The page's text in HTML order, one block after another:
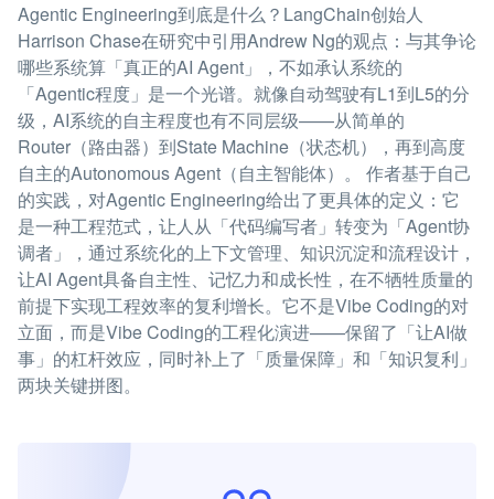
Agentic Engineering到底是什么？LangChain创始人
Harrison Chase在研究中引用Andrew Ng的观点：与其争论
哪些系统算「真正的AI Agent」，不如承认系统的
「Agentic程度」是一个光谱。就像自动驾驶有L1到L5的分
级，AI系统的自主程度也有不同层级——从简单的
Router（路由器）到State Machine（状态机），再到高度
自主的Autonomous Agent（自主智能体）。 作者基于自己
的实践，对Agentic Engineering给出了更具体的定义：它
是一种工程范式，让人从「代码编写者」转变为「Agent协
调者」，通过系统化的上下文管理、知识沉淀和流程设计，
让AI Agent具备自主性、记忆力和成长性，在不牺牲质量的
前提下实现工程效率的复利增长。它不是Vibe Coding的对
立面，而是Vibe Coding的工程化演进——保留了「让AI做
事」的杠杆效应，同时补上了「质量保障」和「知识复利」
两块关键拼图。